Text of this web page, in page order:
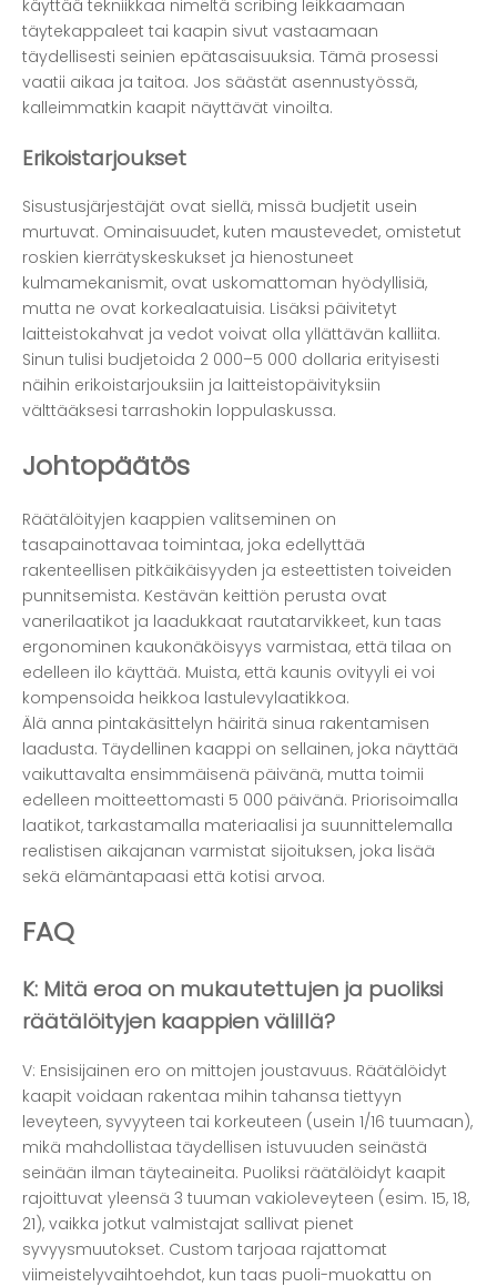
käyttää tekniikkaa nimeltä scribing leikkaamaan
täytekappaleet tai kaapin sivut vastaamaan
täydellisesti seinien epätasaisuuksia. Tämä prosessi
vaatii aikaa ja taitoa. Jos säästät asennustyössä,
kalleimmatkin kaapit näyttävät vinoilta.
Erikoistarjoukset
Sisustusjärjestäjät ovat siellä, missä budjetit usein
murtuvat. Ominaisuudet, kuten maustevedet, omistetut
roskien kierrätyskeskukset ja hienostuneet
kulmamekanismit, ovat uskomattoman hyödyllisiä,
mutta ne ovat korkealaatuisia. Lisäksi päivitetyt
laitteistokahvat ja vedot voivat olla yllättävän kalliita.
Sinun tulisi budjetoida 2 000–5 000 dollaria erityisesti
näihin erikoistarjouksiin ja laitteistopäivityksiin
välttääksesi tarrashokin loppulaskussa.
Johtopäätös
Räätälöityjen kaappien valitseminen on
tasapainottavaa toimintaa, joka edellyttää
rakenteellisen pitkäikäisyyden ja esteettisten toiveiden
punnitsemista. Kestävän keittiön perusta ovat
vanerilaatikot ja laadukkaat rautatarvikkeet, kun taas
ergonominen kaukonäköisyys varmistaa, että tilaa on
edelleen ilo käyttää. Muista, että kaunis ovityyli ei voi
kompensoida heikkoa lastulevylaatikkoa.
Älä anna pintakäsittelyn häiritä sinua rakentamisen
laadusta. Täydellinen kaappi on sellainen, joka näyttää
vaikuttavalta ensimmäisenä päivänä, mutta toimii
edelleen moitteettomasti 5 000 päivänä. Priorisoimalla
laatikot, tarkastamalla materiaalisi ja suunnittelemalla
realistisen aikajanan varmistat sijoituksen, joka lisää
sekä elämäntapaasi että kotisi arvoa.
FAQ
K: Mitä eroa on mukautettujen ja puoliksi
räätälöityjen kaappien välillä?
V: Ensisijainen ero on mittojen joustavuus. Räätälöidyt
kaapit voidaan rakentaa mihin tahansa tiettyyn
leveyteen, syvyyteen tai korkeuteen (usein 1/16 tuumaan),
mikä mahdollistaa täydellisen istuvuuden seinästä
seinään ilman täyteaineita. Puoliksi räätälöidyt kaapit
rajoittuvat yleensä 3 tuuman vakioleveyteen (esim. 15, 18,
21), vaikka jotkut valmistajat sallivat pienet
syvyysmuutokset. Custom tarjoaa rajattomat
viimeistelyvaihtoehdot, kun taas puoli-muokattu on